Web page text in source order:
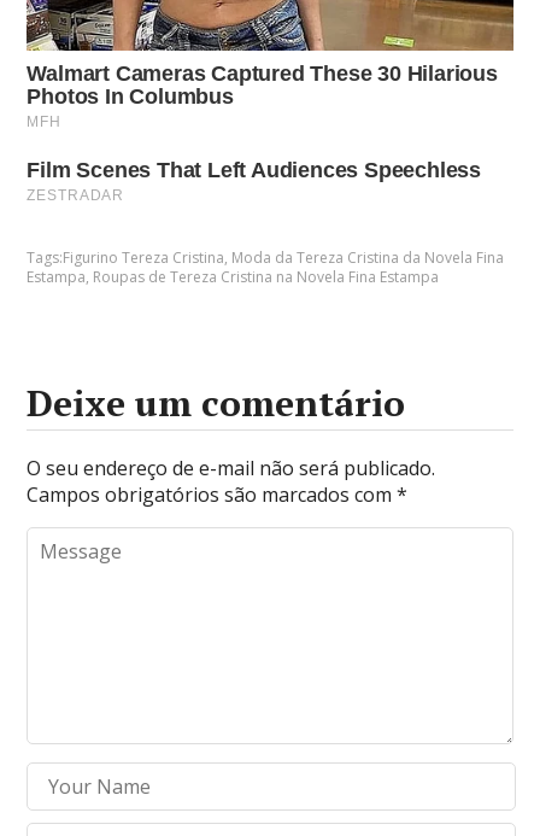
Tags:Figurino Tereza Cristina, Moda da Tereza Cristina da Novela Fina
Estampa, Roupas de Tereza Cristina na Novela Fina Estampa
Deixe um comentário
O seu endereço de e-mail não será publicado.
Campos obrigatórios são marcados com*